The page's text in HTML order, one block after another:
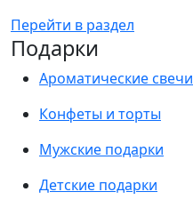
Перейти в раздел
Подарки
Ароматические свечи
Конфеты и торты
Мужские подарки
Детские подарки